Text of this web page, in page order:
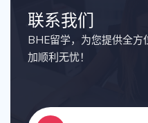
联系我们
BHE留学，为您提供全方
加顺利无忧！